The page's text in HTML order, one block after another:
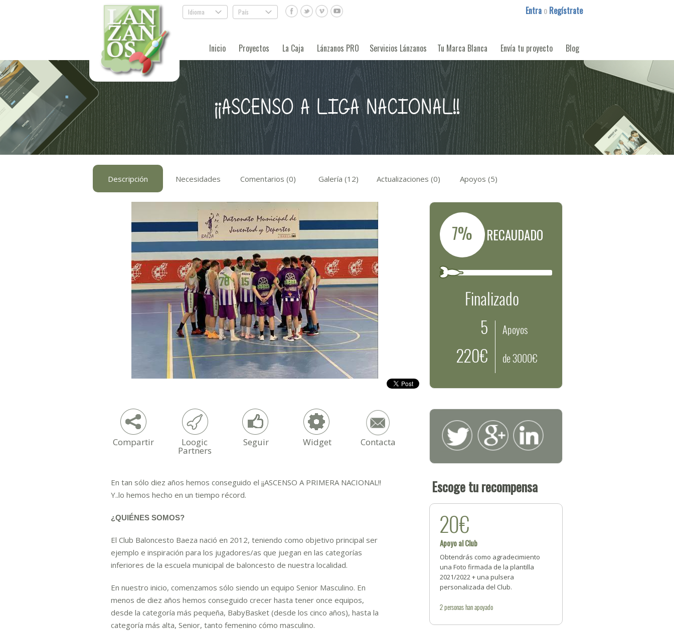
Idioma . País . Entra o Regístrate
Inicio Proyectos La Caja Lánzanos PRO Servicios Lánzanos Tu Marca Blanca Envía tu proyecto Blog
¡¡ASCENSO A LIGA NACIONAL!!
Descripción Necesidades Comentarios (0) Galería (12) Actualizaciones (0) Apoyos (5)
Compartir Loogic
Partners
Seguir Widget Contacta
En tan sólo diez años hemos conseguido el ¡¡ASCENSO A PRIMERA NACIONAL!!
Y..lo hemos hecho en un tiempo récord.
¿QUIÉNES SOMOS?
El Club Baloncesto Baeza nació en 2012, teniendo como objetivo principal ser
ejemplo e inspiración para los jugadores/as que juegan en las categorías
inferiores de la escuela municipal de baloncesto de nuestra localidad.
En nuestro inicio, comenzamos sólo siendo un equipo Senior Masculino. En
menos de diez años hemos conseguido crecer hasta tener once equipos,
desde la categoría más pequeña, BabyBasket (desde los cinco años), hasta la
categoría más alta, Senior, tanto femenino cómo masculino.
7% RECAUDADO
Finalizado
5
220€
Apoyos
de 3000€
Escoge tu recompensa
20€
Apoyo al Club
Obtendrás como agradecimiento
una Foto firmada de la plantilla
2021/2022 + una pulsera
personalizada del Club.
2personashan apoyado